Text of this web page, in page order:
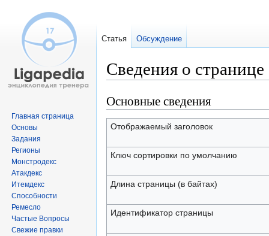
Сведения о
Перейти
к
навигации
Перейти
к
поиску
Основные сведения
Отображаемый заголовок
Ключ сортировки по умолчанию
Длина страницы (в байтах)
Идентификатор страницы
Статья Обсуждение
Главная страница
Основы
Задания
Регионы
Монстродекс
Атакдекс
Итемдекс
Способности
Ремесло
Частые Вопросы
Свежие правки